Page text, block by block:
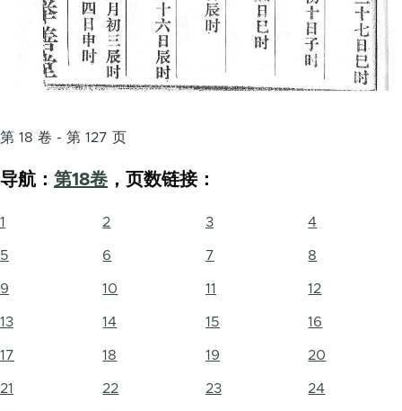
第 18 卷 - 第 127 页
导航： 第18卷 ，页数链接：
1 2 3 4
5 6 7 8
9 10 11 12
13 14 15 16
17 18 19 20
21 22 23 24